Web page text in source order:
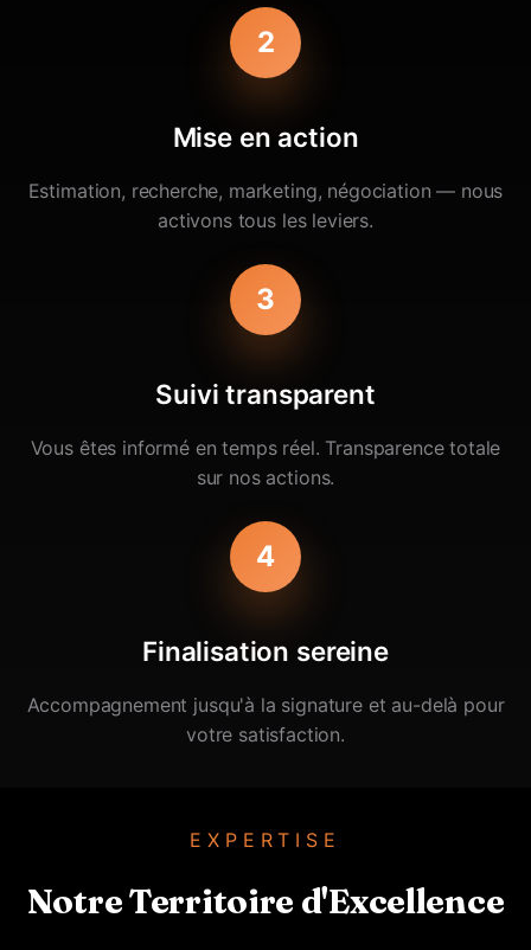
2
Mise en action
Estimation, recherche, marketing, négociation — nous
activons tous les leviers.
3
Suivi transparent
Vous êtes informé en temps réel. Transparence totale
sur nos actions.
4
Finalisation sereine
Accompagnement jusqu'à la signature et au-delà pour
votre satisfaction.
EXPERTISE
Notre Territoire d'Excellence